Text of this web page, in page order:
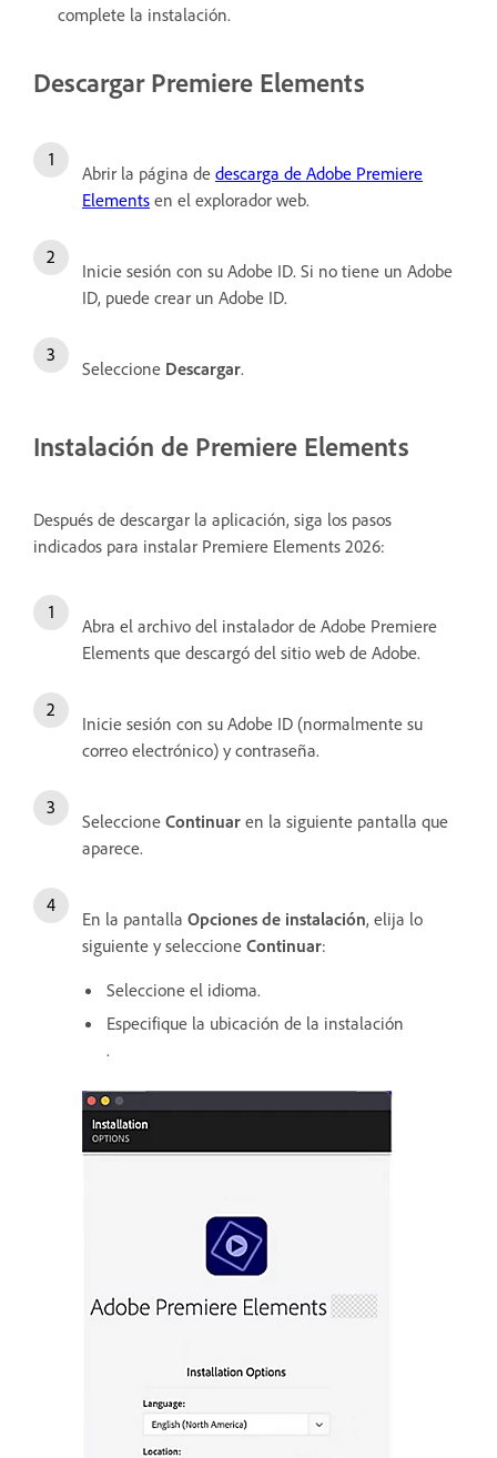
complete la instalación.
Descargar Premiere Elements
Abrir la página de descarga de Adobe Premiere
Elements en el explorador web.
Inicie sesión con su Adobe ID. Si no tiene un Adobe
ID, puede crear un Adobe ID.
Seleccione Descargar.
Instalación de Premiere Elements
Después de descargar la aplicación, siga los pasos
indicados para instalar Premiere Elements 2026:
Abra el archivo del instalador de Adobe Premiere
Elements que descargó del sitio web de Adobe.
Inicie sesión con su Adobe ID (normalmente su
correo electrónico) y contraseña.
Seleccione Continuar en la siguiente pantalla que
aparece.
En la pantalla Opciones de instalación, elija lo
siguiente y seleccione Continuar:
Seleccione el idioma.
Especifique la ubicación de la instalación
.